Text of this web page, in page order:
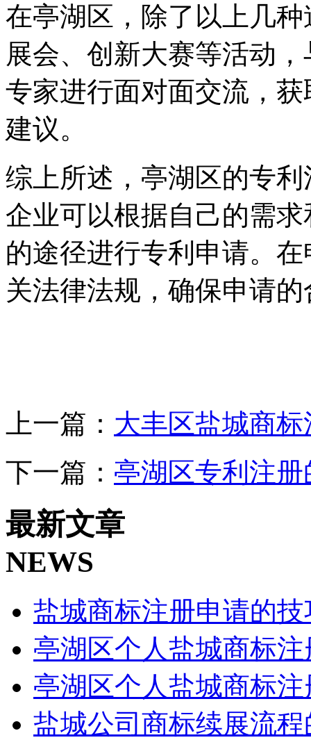
在亭湖区，除了以上几
展会、创新大赛等活动
专家进行面对面交流，
建议。
综上所述，亭湖区的专
企业可以根据自己的需
的途径进行专利申请。
关法律法规，确保申请
上一篇： 大丰区盐城商
下一篇： 亭湖区专利注
最新文章
NEWS
盐城商标注册申请的
亭湖区个人盐城商标
亭湖区个人盐城商标
盐城公司商标续展流